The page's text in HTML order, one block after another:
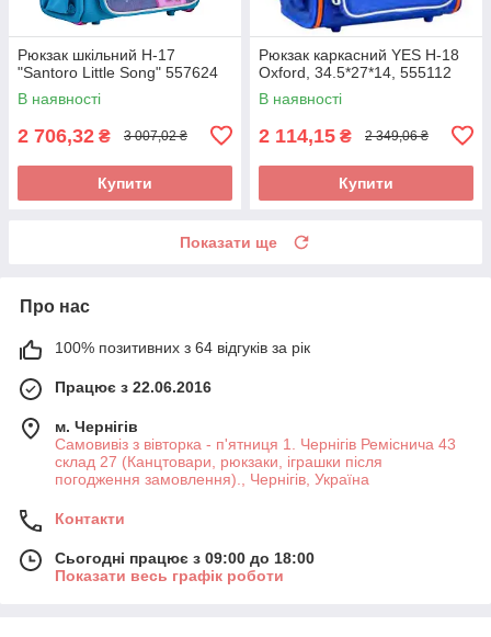
Рюкзак шкільний H-17
"Santoro Little Song" 557624
В наявності
2 706,32 ₴ 3 007,02 ₴
Купити
Рюкзак каркасний YES Н-18
Oxford, 34.5*27*14, 555112
В наявності
2 114,15 ₴ 2 349,06 ₴
Купити
Показати ще
Про нас
100% позитивних з 64 відгуків за рік
Працює з 22.06.2016
м. Чернігів
Самовивіз з вівторка - п'ятниця 1. Чернігів Реміснича 43
склад 27 (Канцтовари, рюкзаки, іграшки після
погодження замовлення)., Чернігів, Україна
Контакти
Сьогодні працює з 09:00 до 18:00
Показати весь графік роботи